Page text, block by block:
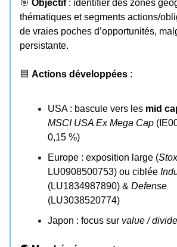
🎯 Objectif: identifier des zones
thématiques et segments actions/
de vraies poches d’opportunités,
persistante.
🟦 Actions développées :
USA : bascule vers les mid
MSCI USA Ex Mega Cap
0,15 %)
Europe : exposition large (
LU0908500753) ou ciblée
(LU1834987890) & Defense
(LU3038520774)
Japon : focus sur value /